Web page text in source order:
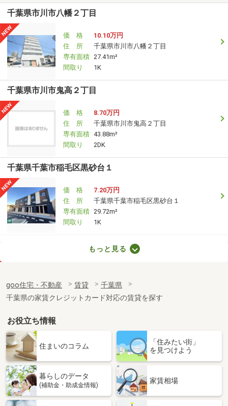
千葉県市川市八幡２丁目
価 格
10.10万円
住 所
千葉県市川市八幡２丁目
専有面積 27.41m²
間取り
1K
千葉県市川市鬼高２丁目
価 格
8.70万円
住 所
千葉県市川市鬼高２丁目
専有面積 43.88m²
間取り
2DK
千葉県千葉市稲毛区黒砂台１
価 格
7.20万円
住 所
千葉県千葉市稲毛区黒砂台１
専有面積 29.72m²
間取り
1K
専有面積
28.02m²
間取り
1K
千葉県船橋市本郷町
価 格
17.40万円
千葉県船橋市本郷町
専有面積 48.85m²
間取り
千葉県佐倉市鏑木仲田町
もっと見る
goo住宅・不動産 賃貸
千葉県
千葉県の家賃クレジットカード対応の賃貸を探す
お役立ち情報
住まいのコラム
「住みたい街」
を見つけよう
暮らしのデータ
(補助金・助成金情報)
家賃相場